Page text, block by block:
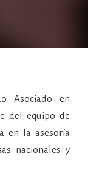
Asociado en
del equipo de
en la asesoría
nacionales y